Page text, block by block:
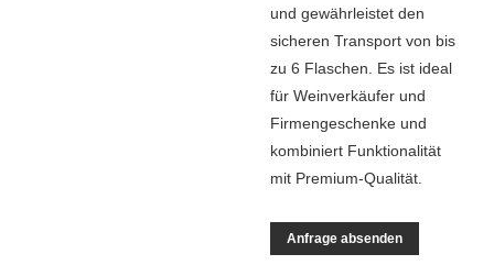
und gewährleistet den
sicheren Transport von bis
zu 6 Flaschen. Es ist ideal
für Weinverkäufer und
Firmengeschenke und
kombiniert Funktionalität
mit Premium-Qualität.
Anfrage absenden